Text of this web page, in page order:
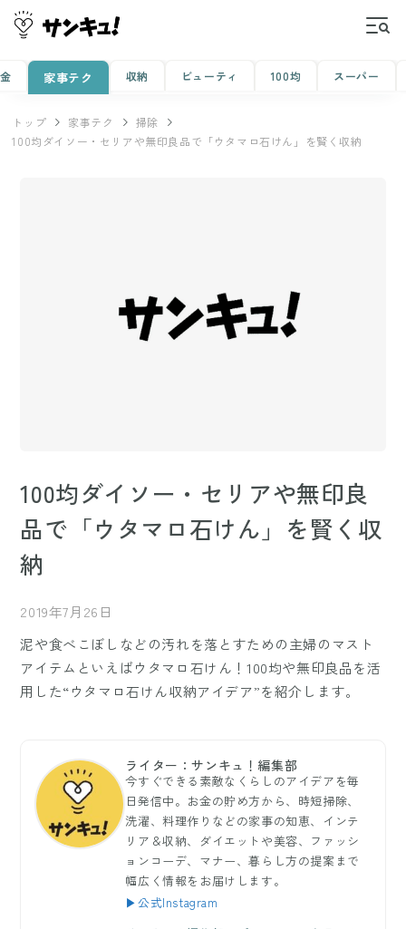
家事テク 収納 ビューティ 100均 スーパー
トップ 家事テク
掃除
100均ダイソー・セリアや無印良品で「ウタマロ石けん」を賢く収納
100均ダイソー・セリアや無印良
品で「ウタマロ石けん」を賢く収
納
2019年7月26日
泥や食べこぼしなどの汚れを落とすための主婦のマスト
アイテムといえばウタマロ石けん！100均や無印良品を活
用した“ウタマロ石けん収納アイデア”を紹介します。
ライター：サンキュ！編集部
今すぐできる素敵なくらしのアイデアを毎
日発信中。お金の貯め方から、時短掃除、
洗濯、料理作りなどの家事の知恵、インテ
リア＆収納、ダイエットや美容、ファッシ
ョンコーデ、マナー、暮らし方の提案まで
幅広く情報をお届けします。
▶公式Instagram